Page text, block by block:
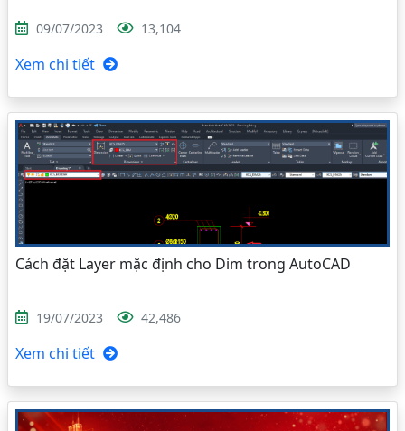
09/07/2023 13,104
Xem chi tiết
Cách đặt Layer mặc định cho Dim trong AutoCAD
19/07/2023 42,486
Xem chi tiết